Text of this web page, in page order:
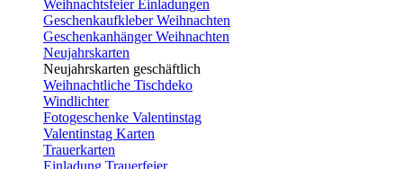
Weihnachtsfeier Einladungen
Geschenkaufkleber Weihnachten
Geschenkanhänger Weihnachten
Neujahrskarten
Neujahrskarten geschäftlich
Weihnachtliche Tischdeko
Windlichter
Fotogeschenke Valentinstag
Valentinstag Karten
Trauerkarten
Einladung Trauerfeier